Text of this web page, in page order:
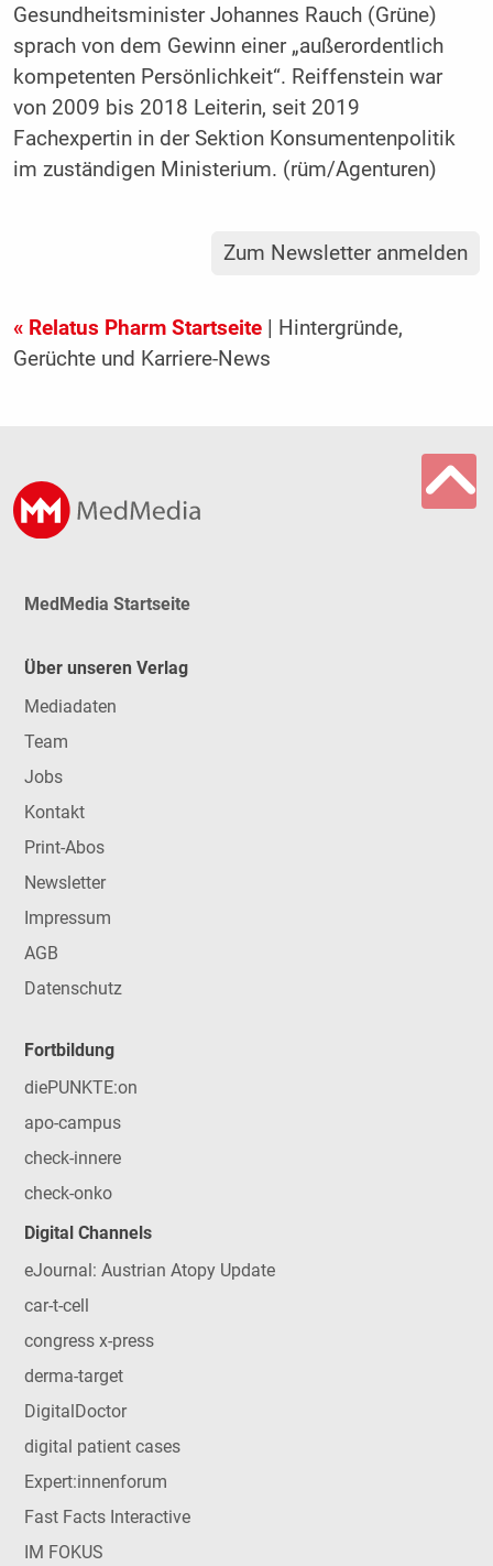
Gesundheitsminister Johannes Rauch (Grüne)
sprach von dem Gewinn einer „außerordentlich
kompetenten Persönlichkeit“. Reiffenstein war
von 2009 bis 2018 Leiterin, seit 2019
Fachexpertin in der Sektion Konsumentenpolitik
im zuständigen Ministerium. (rüm/Agenturen)
Zum Newsletter anmelden
« Relatus Pharm Startseite| Hintergründe,
Gerüchte und Karriere-News
MedMedia Startseite
Über unseren Verlag
Mediadaten
Team
Jobs
Kontakt
Print-Abos
Newsletter
Impressum
AGB
Datenschutz
Fortbildung
diePUNKTE:on
apo-campus
check-innere
check-onko
Digital Channels
eJournal: Austrian Atopy Update
car-t-cell
congress x-press
derma-target
DigitalDoctor
digital patient cases
Expert:innenforum
Fast Facts Interactive
IM FOKUS